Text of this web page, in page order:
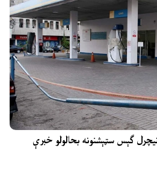
ګېس سټېشنونه بحالولو خبرې